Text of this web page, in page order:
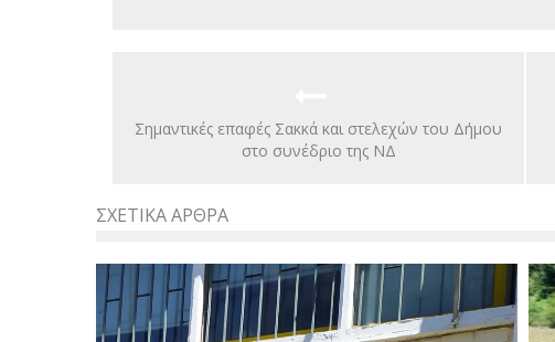
Σημαντικές επαφές Σακκά και στελεχών του Δήμου
στο συνέδριο της ΝΔ
ΣΧΕΤΙΚΆ ΆΡΘΡΑ